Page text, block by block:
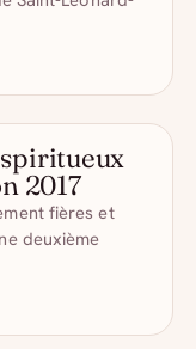
spiritueux
2017
fières et
deuxième